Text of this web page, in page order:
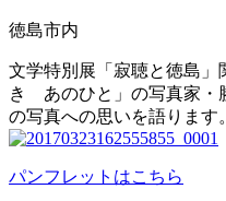
徳島市内
文学特別展「寂聴と徳島
き あのひと」の写真家・
の写真への思いを語ります。
パンフレットはこちら